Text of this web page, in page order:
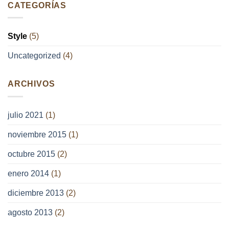
CATEGORÍAS
Style (5)
Uncategorized (4)
ARCHIVOS
julio 2021 (1)
noviembre 2015 (1)
octubre 2015 (2)
enero 2014 (1)
diciembre 2013 (2)
agosto 2013 (2)